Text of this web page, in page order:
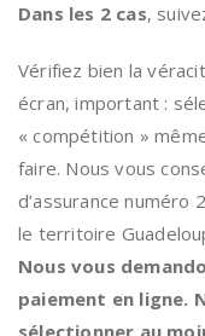
Dans les 2 cas,
Vérifiez bien la
écran, important :
« compétition »
faire. Nous vous
d’assurance numéro
le territoire
Nous vous
paiement en ligne.
sélectionner au